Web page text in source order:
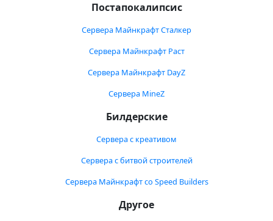
Постапокалипсис
Сервера Майнкрафт Сталкер
Сервера Майнкрафт Раст
Сервера Майнкрафт DayZ
Сервера MineZ
Билдерские
Сервера с креативом
Сервера с битвой строителей
Сервера Майнкрафт со Speed Builders
Другое